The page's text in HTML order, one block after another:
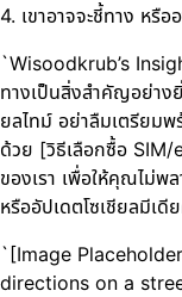
4. เขาอาจจะชี้ทาง หรือ
`Wisoodkrub’s
ทางเป็นสิ่งสำคัญอย่าง
ยลไทม์ อย่าลืมเตรียมพ
ด้วย [วิธีเลือกซื้อ
ของเรา เพื่อให้คุณไม่พ
หรืออัปเดตโซเชียลมีเดี
`[Image
directions on a